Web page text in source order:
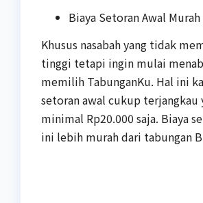
Biaya Setoran Awal Murah
Khusus nasabah yang tidak
tinggi tetapi ingin mulai
memilih TabunganKu. Hal ini
setoran awal cukup terjangkau
minimal Rp20.000 saja. Biaya
ini lebih murah dari tabungan